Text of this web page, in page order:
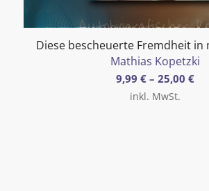
Diese bescheuerte Fremdheit in
Mathias Kopetzki
9,99€ –25,00€
inkl. MwSt.